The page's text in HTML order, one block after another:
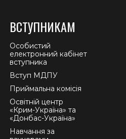
ВСТУПНИКАМ
Особистий
електронний кабінет
вступника
Вступ МДПУ
Приймальна комісія
Освітній центр
«Крим-Україна» та
«Донбас-Україна»
Навчання за